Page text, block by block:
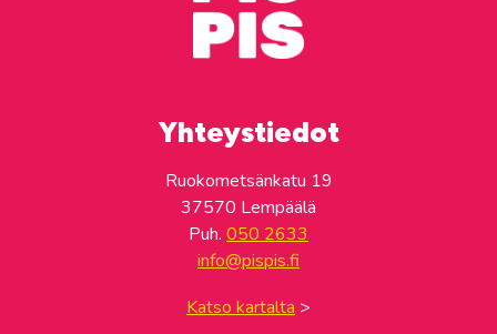
Yhteystiedot
Ruokometsänkatu 19
37570 Lempäälä
Puh. 050 2633
info@pispis.fi
Katso kartalta >